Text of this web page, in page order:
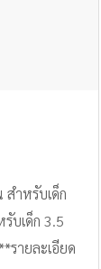
ำหรับเด็ก
บเด็ก 3.5
ายละเอียด